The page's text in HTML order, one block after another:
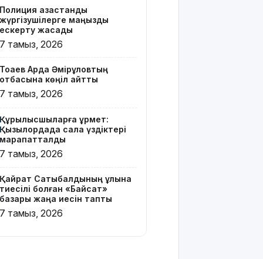
бар жейде
киген
жолаушы
қызу
түсті
Президент
Қазақстан
облысының
90
жылдығымен
Телефон
алаяқтығының
жаңа түрі
Полиция қазақстандық
жүргізушілерге маңызды
ескерту жасады
7 тамыз, 2026
Тоқаев Ардақ Әмірқұловтың
отбасына көңіл айтты
7 тамыз, 2026
Құрылысшыларға құрмет:
Қызылордада сала үздіктері
марапатталды
7 тамыз, 2026
Қайрат Сатыбалдының ұлына
тиесілі болған «Байсат»
базары жаңа иесін тапты
7 тамыз, 2026